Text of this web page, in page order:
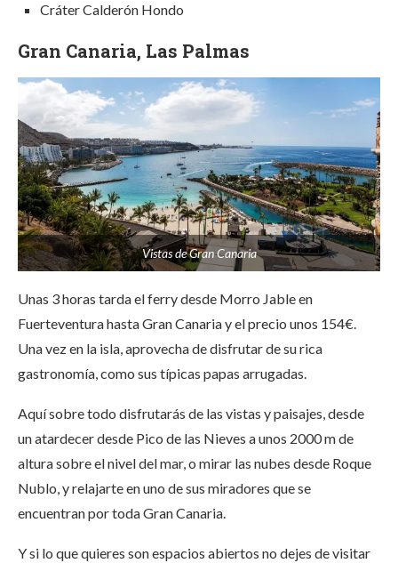
Cráter Calderón Hondo
Gran Canaria, Las Palmas
Vistas de Gran Canaria
Unas 3 horas tarda el ferry desde Morro Jable en
Fuerteventura hasta Gran Canaria y el precio unos 154€.
Una vez en la isla, aprovecha de disfrutar de su rica
gastronomía, como sus típicas papas arrugadas.
Aquí sobre todo disfrutarás de las vistas y paisajes, desde
un atardecer desde Pico de las Nieves a unos 2000 m de
altura sobre el nivel del mar, o mirar las nubes desde Roque
Nublo, y relajarte en uno de sus miradores que se
encuentran por toda Gran Canaria.
Y si lo que quieres son espacios abiertos no dejes de visitar